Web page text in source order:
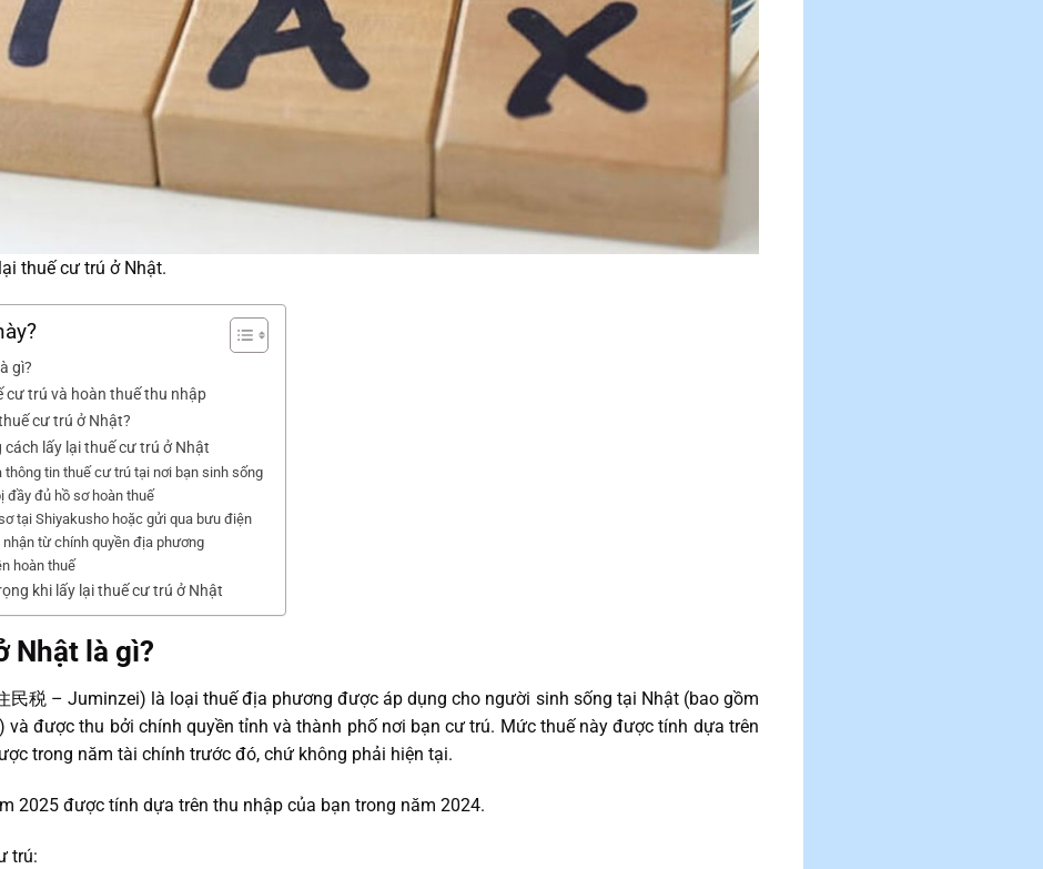
thuế cư trú ở Nhật.
gì?
cư trú và hoàn thuế thu nhập
cư trú ở Nhật?
lấy lại thuế cư trú ở Nhật
thông tin thuế cư trú tại nơi bạn sinh sống
đầy đủ hồ sơ hoàn thuế
tại Shiyakusho hoặc gửi qua bưu điện
nhận từ chính quyền địa phương
hoàn thuế
khi lấy lại thuế cư trú ở Nhật
Nhật là gì?
民税 – Juminzei) là loại thuế địa phương được áp dụng cho người sinh sống tại Nhật (bao gồm
và được thu bởi chính quyền tỉnh và thành phố nơi bạn cư trú. Mức thuế này được tính dựa trên
trong năm tài chính trước đó, chứ không phải hiện tại.
2025 được tính dựa trên thu nhập của bạn trong năm 2024.
trú: